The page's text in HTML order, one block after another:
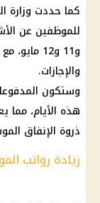
كما حددت وزارة
و11 و12
والإجازات.
وستكون
هذه الأيام، مما
ذروة الإنفاق
زيادة رواتب الموظفين 2025.